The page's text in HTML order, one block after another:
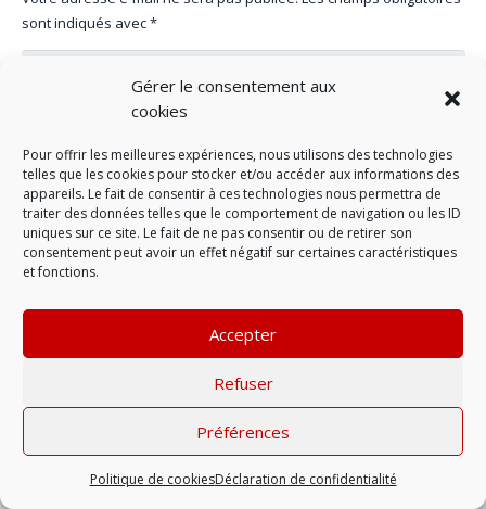
Gérer le consentement aux
cookies
Pour offrir les meilleures expériences, nous utilisons des technologies
telles que les cookies pour stocker et/ou accéder aux informations des
appareils. Le fait de consentir à ces technologies nous permettra de
traiter des données telles que le comportement de navigation ou les ID
uniques sur ce site. Le fait de ne pas consentir ou de retirer son
consentement peut avoir un effet négatif sur certaines caractéristiques
et fonctions.
Accepter
Refuser
Préférences
Politique de cookiesDéclaration de confidentialité
sont indiqués avec*
| © 2022 |
confidentialité